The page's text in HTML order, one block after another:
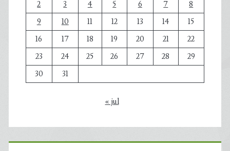
2
3 4 5 6 7
8
9
10 11 12 13 14
15
16
17 18 19 20 21
22
23
24 25 26 27 28
29
30
31
« jul